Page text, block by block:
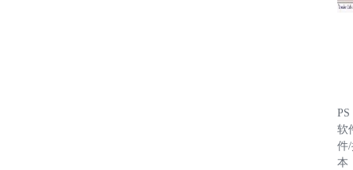
PS
软
件
本